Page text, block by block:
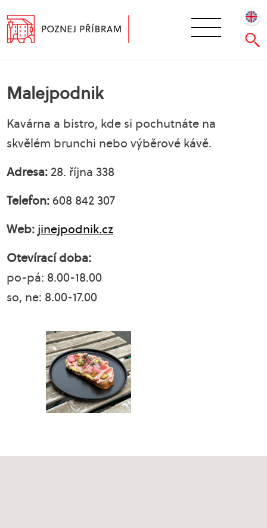
Malejpodnik
Kavárna a bistro, kde si pochutnáte na
skvělém brunchi nebo výběrové kávě.
Adresa: 28. října 338
Telefon:608 842 307
Web: jinejpodnik.cz
Otevírací doba:
po-pá: 8.00-18.00
so, ne: 8.00-17.00